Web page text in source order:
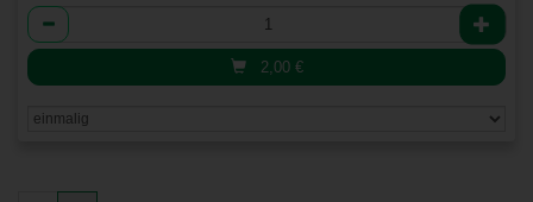
Anzahl
2,00 €